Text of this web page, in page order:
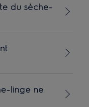
du sèche-
linge ne